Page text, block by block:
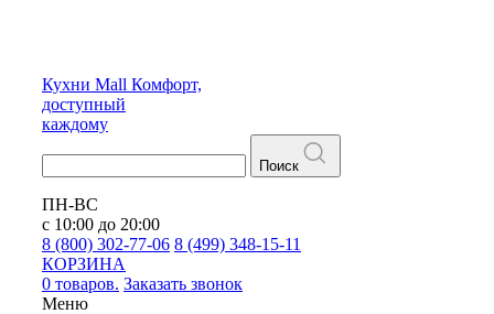
Кухни Mall Комфорт,
доступный
каждому
Поиск
ПН-ВС
с 10:00 до 20:00
8 (800) 302-77-06 8 (499) 348-15-11
КОРЗИНА
0 товаров. Заказать звонок
Меню